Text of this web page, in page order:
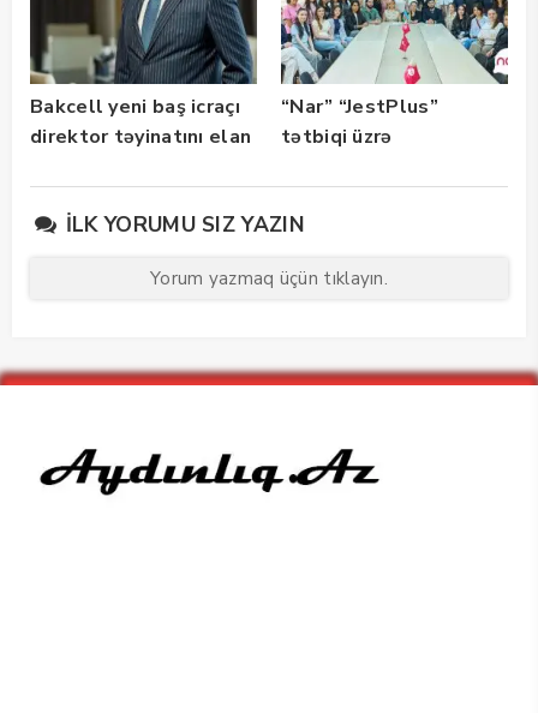
Bakcell yeni baş icraçı
direktor təyinatını elan
“Nar” “JestPlus”
tətbiqi üzrə
İLK YORUMU SIZ YAZIN
Yorum yazmaq üçün tıklayın.